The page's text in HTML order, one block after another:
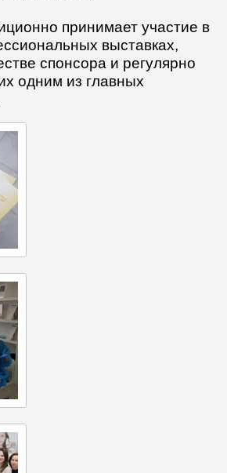
покупка!
принимает участие в
выставках,
спонсора и регулярно
одним из главных